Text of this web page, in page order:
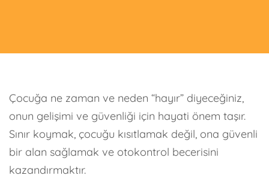
Çocuğa ne zaman ve neden “hayır” diyeceğiniz,
onun gelişimi ve güvenliği için hayati önem taşır.
Sınır koymak, çocuğu kısıtlamak değil, ona güvenli
bir alan sağlamak ve otokontrol becerisini
kazandırmaktır.